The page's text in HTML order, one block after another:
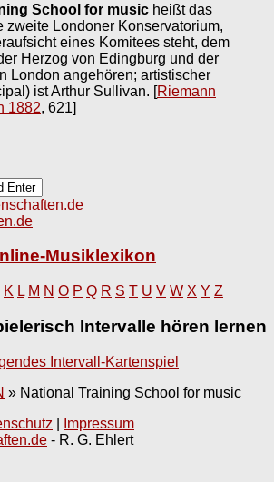
School for music heißt das
zweite Londoner Konservatorium,
eines Komitees steht, dem
Herzog von Edingburg und der
London angehören; artistischer
ist Arthur Sullivan. [Riemann
1882, 621]
Musiklexikon
K L M N O P Q R S T U V W X Y Z
Intervalle hören lernen
» National Training School for music
Impressum
- R. G. Ehlert